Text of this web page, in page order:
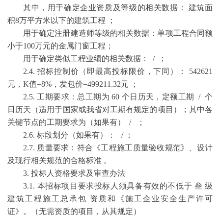
其中，用于确定企业资质及等级的相关数据： 建筑面
积8万平方米以下的建筑工程 ；
用于确定注册建造师等级的相关数据：单项工程合同额
小于100万元的金属门窗工程；
用于确定类似工程业绩的相关数据： / ；
2.4. 招标控制价（即最高投标限价，下同）： 542621
元，K值=8%，发包价=499211.32元 ；
2.5. 工期要求：总工期为 60 个日历天，定额工期 / 个
日历天（适用于国家或我省对工期有规定的项目）；其中各
关键节点的工期要求为（如果有） / ；
2.6. 标段划分（如果有）： / ；
2.7. 质量要求：符合《工程施工质量验收规范》、设计
及现行相关规范的合格标准 。
3. 投标人资格要求及审查办法
3.1. 本招标项目要求投标人须具备有效的不低于 叁 级
建筑工程施工总承包 资质和《施工企业安全生产许可
证》。（无需资质的项目，从其规定）